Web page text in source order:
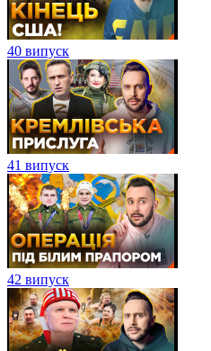
40 випуск
41 випуск
42 випуск